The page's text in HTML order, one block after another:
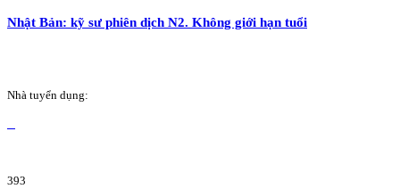
Nhật Bản: kỹ sư phiên dịch N2. Không giới hạn tuổi
Nhà tuyển dụng:
393